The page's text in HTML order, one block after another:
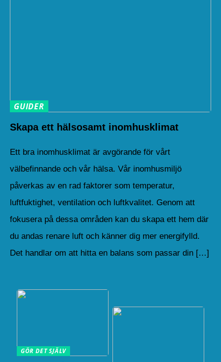
GUIDER
Skapa ett hälsosamt inomhusklimat
Ett bra inomhusklimat är avgörande för vårt
välbefinnande och vår hälsa. Vår inomhusmiljö
påverkas av en rad faktorer som temperatur,
luftfuktighet, ventilation och luftkvalitet. Genom att
fokusera på dessa områden kan du skapa ett hem där
du andas renare luft och känner dig mer energifylld.
Det handlar om att hitta en balans som passar din […]
GÖR DET SJÄLV